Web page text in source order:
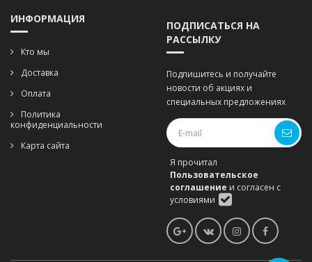
ИНФОРМАЦИЯ
Кто мы
Доставка
Оплата
Политика
конфиденциальности
Карта сайта
ПОДПИСАТЬСЯ НА
РАССЫЛКУ
Подпишитесь и получайте
новости об акциях и
специальных предложениях
Я прочитал
Пользовательское
соглашение и согласен с
условиями